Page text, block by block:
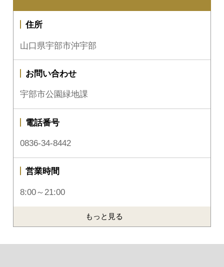
住所
山口県宇部市沖宇部
お問い合わせ
宇部市公園緑地課
電話番号
0836-34-8442
営業時間
8:00～21:00
もっと見る